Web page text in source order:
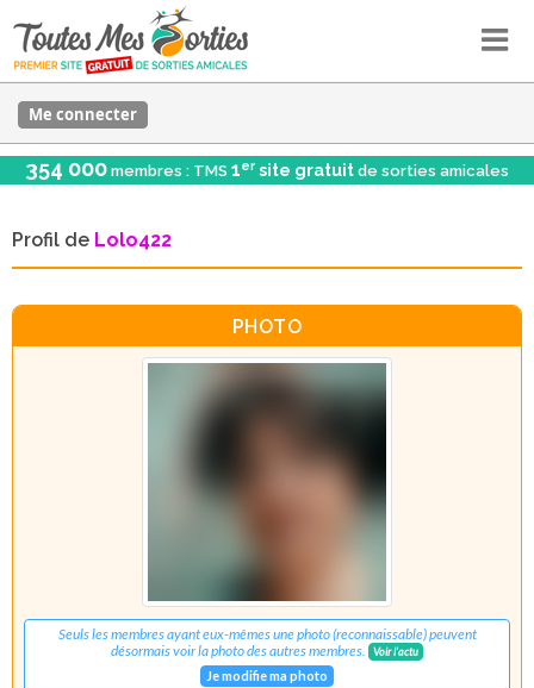
Me connecter
354 000 membres : TMS 1er site gratuit de sorties amicales
Profil de Lolo422
PHOTO
Seuls les membres ayant eux-mêmes une photo (reconnaissable) peuvent
désormais voir la photo des autres membres.
Voir l'actu
Je modifie ma photo